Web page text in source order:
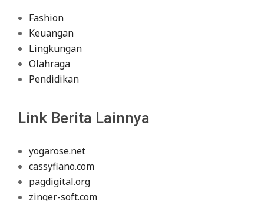
Fashion
Keuangan
Lingkungan
Olahraga
Pendidikan
Link Berita Lainnya
yogarose.net
cassyfiano.com
pagdigital.org
zinger-soft.com